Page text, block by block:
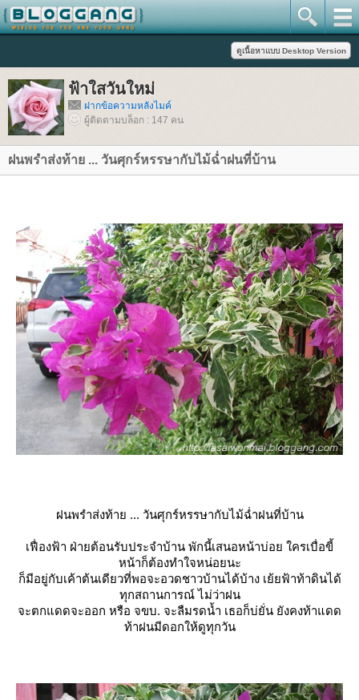
ฟ้าใสวันใหม่
ฝากข้อความหลังไมค์
ผู้ติดตามบล็อก : 147 คน
ฝนพรำส่งท้าย ... วันศุกร์หรรษากับไม้ฉ่ำฝนที่บ้าน
ฝนพรำส่งท้าย ... วันศุกร์หรรษากับไม้ฉ่ำฝนที่บ้าน
เฟื่องฟ้า ฝ่ายต้อนรับประจำบ้าน พักนี้เสนอหน้าบ่อย ใครเบื่อขี้
หน้าก็ต้องทำใจหน่อยนะ
ก็มีอยู่กับเค้าต้นเดียวที่พอจะอวดชาวบ้านได้บ้าง เย้ยฟ้าท้าดินได้
ทุกสถานการณ์ ไม่ว่าฝน
จะตกแดดจะออก หรือ จขบ. จะลืมรดน้ำ เธอก็บ่ยั่น ยังคงท้าแดด
ท้าฝนมีดอกให้ดูทุกวัน